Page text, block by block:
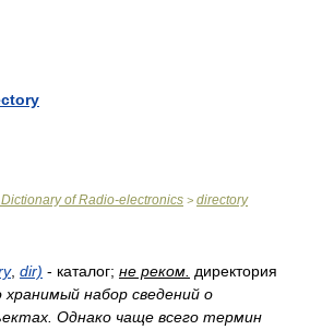
of Radio-electronics > directory
, dir) - каталог; не реком. директория
набор сведений о
Однако чаще всего термин